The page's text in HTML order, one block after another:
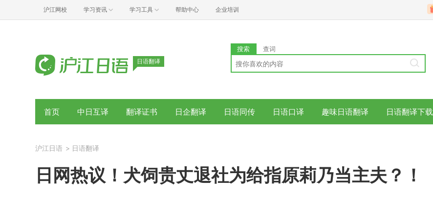
沪江网校 学习资讯 学习工具 帮助中心 企业培训
日语翻译
搜索 查词
首页 中日互译 翻译证书 日企翻译 日语同传 日语口译 趣味日语翻译 日语翻译下载
沪江日语 > 日语翻译
日网热议！犬饲贵丈退社为给指原莉乃当主夫？！